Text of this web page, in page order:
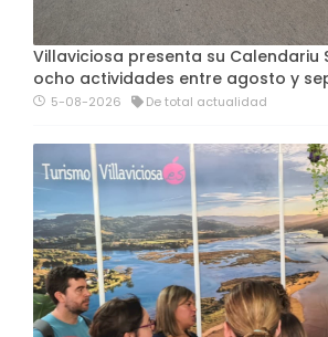
Villaviciosa presenta su Calendariu
ocho actividades entre agosto y
5-08-2026 De total actualidad